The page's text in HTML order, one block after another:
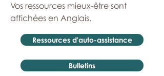
Vos ressources mieux-être sont
affichées en Anglais.
Ressources d'auto-assistance
Bulletins